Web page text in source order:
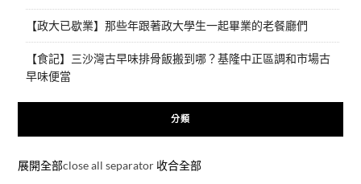
【政大已歇業】那些年跟著政大學生一起畢業的老餐廳們
【食記】三沙灣古早味排骨飯搬到哪？基隆中正區調和市場古
早味便當
分類
展開全部close all separator 收合全部